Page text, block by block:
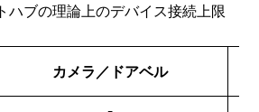
ハブの理論上のデバイス接続上限
カメラ／ドアベル